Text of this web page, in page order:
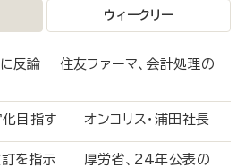
ウィークリー
反論 住友ファーマ、会計処理の
目指す オンコリス・浦田社長
訂を指示 厚労省、24年公表の